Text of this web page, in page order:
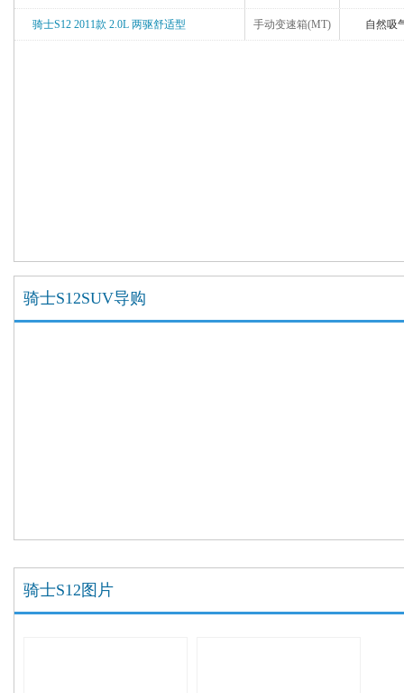
骑士S12 2011款 2.0L 两驱舒适型 手动变速箱(MT) 自然吸
骑士S12SUV导购
骑士S12图片